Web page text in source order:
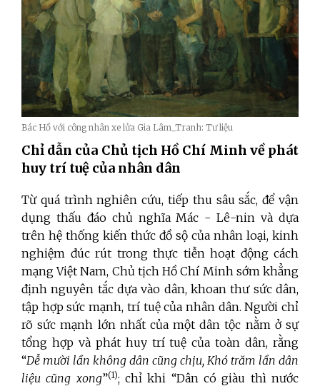
Bác Hồ với công nhân xe lửa Gia Lâm_Tranh: Tư liệu
Chỉ dẫn của Chủ tịch Hồ Chí Minh về phát
huy trí tuệ của nhân dân
Từ quá trình nghiên cứu, tiếp thu sâu sắc, để vận
dụng thấu đáo chủ nghĩa Mác - Lê-nin và dựa
trên hệ thống kiến thức đồ sộ của nhân loại, kinh
nghiệm đúc rút trong thực tiễn hoạt động cách
mạng Việt Nam, Chủ tịch Hồ Chí Minh sớm khẳng
định nguyên tắc dựa vào dân, khoan thư sức dân,
tập hợp sức mạnh, trí tuệ của nhân dân. Người chỉ
rõ sức mạnh lớn nhất của một dân tộc nằm ở sự
tổng hợp và phát huy trí tuệ của toàn dân, rằng
“Dễ mười lần không dân cũng chịu, Khó trăm lần dân
liệu cũng xong”(1); chỉ khi “Dân có giàu thì nước